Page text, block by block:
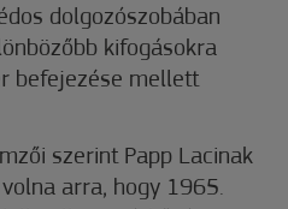
dolgozószobában
kifogásokra
befejezése mellett
szerint Papp Lacinak
arra, hogy 1965.